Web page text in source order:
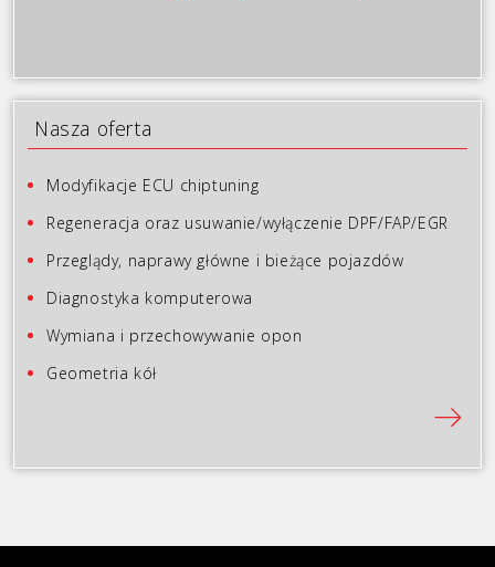
Nasza oferta
Modyfikacje ECU chiptuning
Regeneracja oraz usuwanie/wyłączenie DPF/FAP/EGR
Przeglądy, naprawy główne i bieżące pojazdów
Diagnostyka komputerowa
Wymiana i przechowywanie opon
Geometria kół